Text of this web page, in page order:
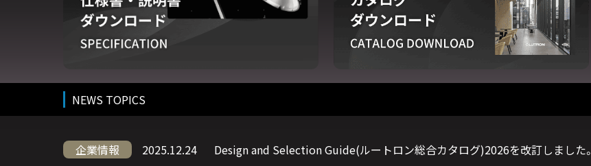
NEWS TOPICS
企業情報 2025.12.24 Design and Selection Guide(ルートロン総合カタログ)2026を改訂しました。